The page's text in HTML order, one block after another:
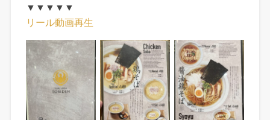
▼▼▼▼▼
リール動画再生